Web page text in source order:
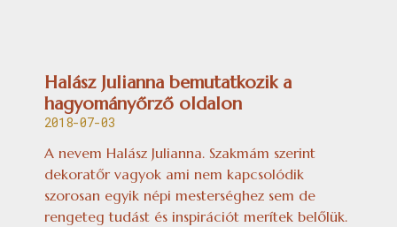
Halász Julianna bemutatkozik a
hagyományőrző oldalon
2018-07-03
A nevem Halász Julianna. Szakmám szerint
dekoratőr vagyok ami nem kapcsolódik
szorosan egyik népi mesterséghez sem de
rengeteg tudást és inspirációt merítek belőlük.